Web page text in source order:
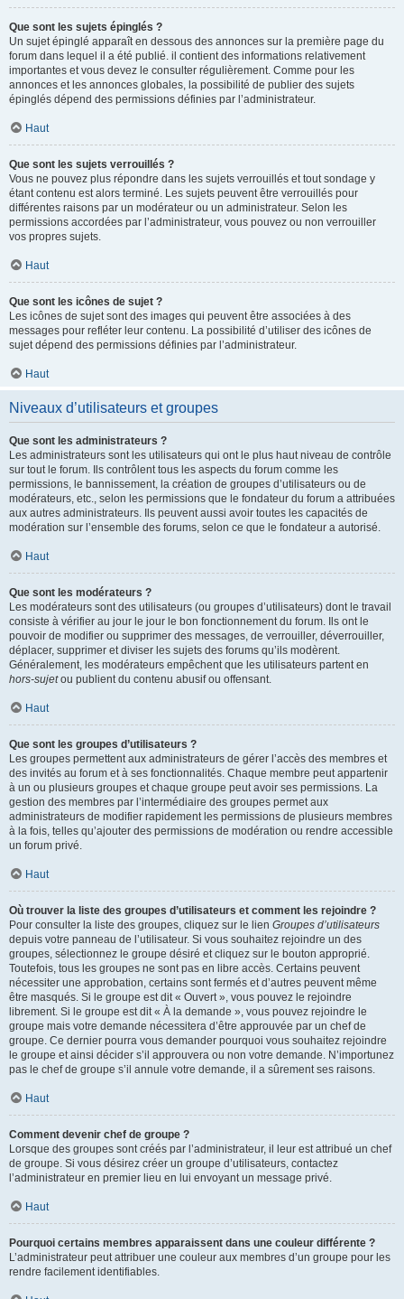
Que sont les sujets épinglés ?
Un sujet épinglé apparaît en dessous des annonces sur la première page du
forum dans lequel il a été publié. il contient des informations relativement
importantes et vous devez le consulter régulièrement. Comme pour les
annonces et les annonces globales, la possibilité de publier des sujets
épinglés dépend des permissions définies par l’administrateur.
Haut
Que sont les sujets verrouillés ?
Vous ne pouvez plus répondre dans les sujets verrouillés et tout sondage y
étant contenu est alors terminé. Les sujets peuvent être verrouillés pour
différentes raisons par un modérateur ou un administrateur. Selon les
permissions accordées par l’administrateur, vous pouvez ou non verrouiller
vos propres sujets.
Haut
Que sont les icônes de sujet ?
Les icônes de sujet sont des images qui peuvent être associées à des
messages pour refléter leur contenu. La possibilité d’utiliser des icônes de
sujet dépend des permissions définies par l’administrateur.
Haut
Niveaux d’utilisateurs et groupes
Que sont les administrateurs ?
Les administrateurs sont les utilisateurs qui ont le plus haut niveau de contrôle
sur tout le forum. Ils contrôlent tous les aspects du forum comme les
permissions, le bannissement, la création de groupes d’utilisateurs ou de
modérateurs, etc., selon les permissions que le fondateur du forum a attribuées
aux autres administrateurs. Ils peuvent aussi avoir toutes les capacités de
modération sur l’ensemble des forums, selon ce que le fondateur a autorisé.
Haut
Que sont les modérateurs ?
Les modérateurs sont des utilisateurs (ou groupes d’utilisateurs) dont le travail
consiste à vérifier au jour le jour le bon fonctionnement du forum. Ils ont le
pouvoir de modifier ou supprimer des messages, de verrouiller, déverrouiller,
déplacer, supprimer et diviser les sujets des forums qu’ils modèrent.
Généralement, les modérateurs empêchent que les utilisateurs partent en
hors-sujetou publient du contenu abusif ou offensant.
Haut
Que sont les groupes d’utilisateurs ?
Les groupes permettent aux administrateurs de gérer l’accès des membres et
des invités au forum et à ses fonctionnalités. Chaque membre peut appartenir
à un ou plusieurs groupes et chaque groupe peut avoir ses permissions. La
gestion des membres par l’intermédiaire des groupes permet aux
administrateurs de modifier rapidement les permissions de plusieurs membres
à la fois, telles qu’ajouter des permissions de modération ou rendre accessible
un forum privé.
Haut
Où trouver la liste des groupes d’utilisateurs et comment les rejoindre ?
Pour consulter la liste des groupes, cliquez sur le lien Groupes d’utilisateurs
depuis votre panneau de l’utilisateur. Si vous souhaitez rejoindre un des
groupes, sélectionnez le groupe désiré et cliquez sur le bouton approprié.
Toutefois, tous les groupes ne sont pas en libre accès. Certains peuvent
nécessiter une approbation, certains sont fermés et d’autres peuvent même
être masqués. Si le groupe est dit « Ouvert », vous pouvez le rejoindre
librement. Si le groupe est dit « À la demande », vous pouvez rejoindre le
groupe mais votre demande nécessitera d’être approuvée par un chef de
groupe. Ce dernier pourra vous demander pourquoi vous souhaitez rejoindre
le groupe et ainsi décider s’il approuvera ou non votre demande. N’importunez
pas le chef de groupe s’il annule votre demande, il a sûrement ses raisons.
Haut
Comment devenir chef de groupe ?
Lorsque des groupes sont créés par l’administrateur, il leur est attribué un chef
de groupe. Si vous désirez créer un groupe d’utilisateurs, contactez
l’administrateur en premier lieu en lui envoyant un message privé.
Haut
Pourquoi certains membres apparaissent dans une couleur différente ?
L’administrateur peut attribuer une couleur aux membres d’un groupe pour les
rendre facilement identifiables.